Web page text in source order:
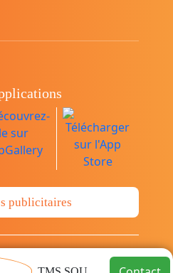
publicitaires
Cava.tn Limited Tous